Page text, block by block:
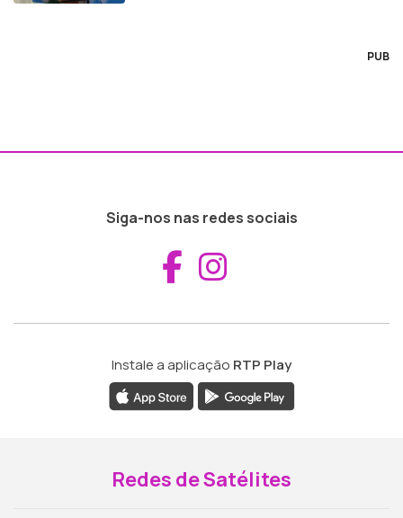
PUB
Siga-nos nas redes sociais
Aceder ao
Instale a aplicação RTP Play
Redes de Satélites